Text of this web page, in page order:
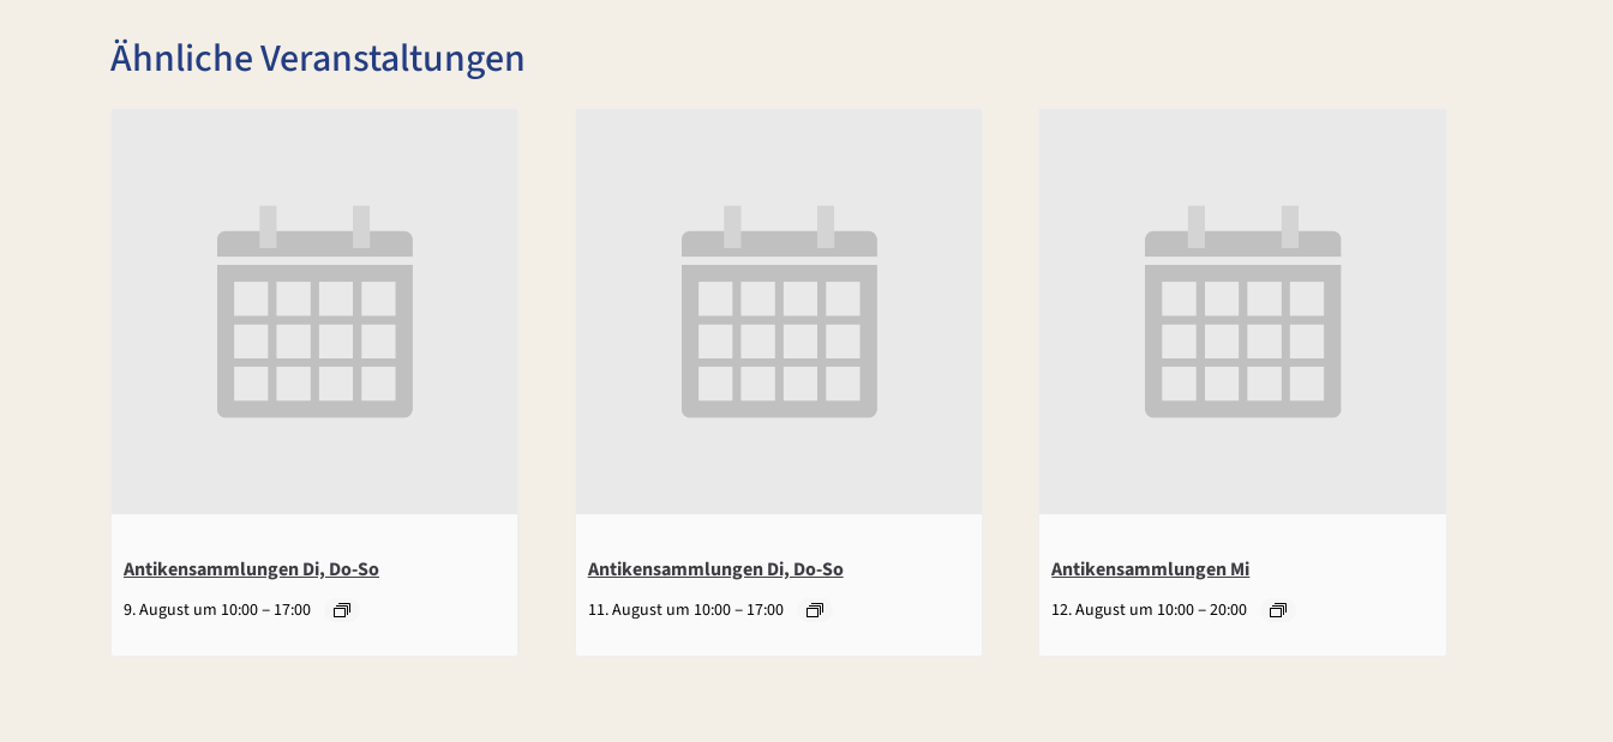
Ähnliche Veranstaltungen
Antikensammlungen Di, Do-So
9. August um 10:00– 17:00
Antikensammlungen Di, Do-So
11. August um 10:00– 17:00
Antikensammlungen Mi
12. August um 10:00–20:00